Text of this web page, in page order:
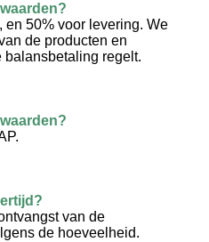
50% voor levering. We
de producten en
balansbetaling regelt.
van de
de hoeveelheid.